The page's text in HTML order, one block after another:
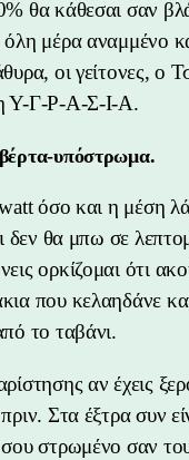
θα κάθεσαι σαν
μέρα αναμμένο
οι γείτονες, ο
Υ-Γ-Ρ-Α-Σ-Ι-Α.
υπόστρωμα.
όσο και η μέση
δεν θα μπω σε
ορκίζομαι ότι
που κελαηδάνε
το ταβάνι.
αν έχεις
Στα έξτρα συν
στρωμένο σαν